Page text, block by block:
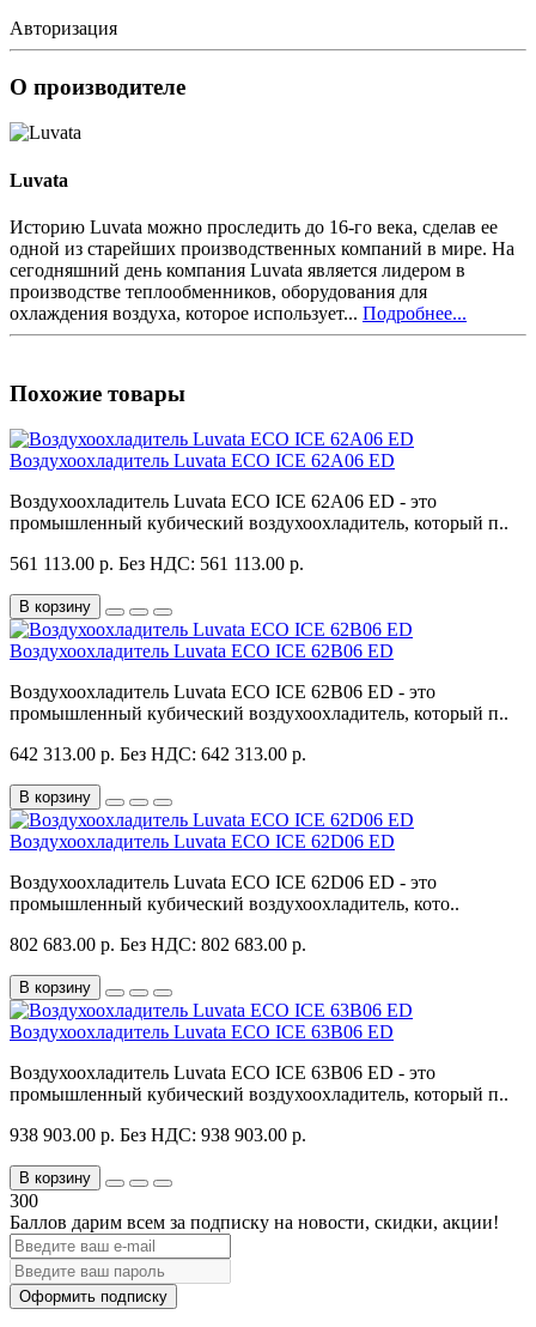
Авторизация
О производителе
Luvata
Историю Luvata можно проследить до 16-го века, сделав ее
одной из старейших производственных компаний в мире. На
сегодняшний день компания Luvata является лидером в
производстве теплообменников, оборудования для
охлаждения воздуха, которое использует... Подробнее...
Похожие товары
Воздухоохладитель Luvata ECO ICE 62A06 ED
Воздухоохладитель Luvata ECO ICE 62A06 ED - это
промышленный кубический воздухоохладитель, который п..
561 113.00 р. Без НДС: 561 113.00 р.
В корзину
Воздухоохладитель Luvata ECO ICE 62B06 ED
Воздухоохладитель Luvata ECO ICE 62B06 ED - это
промышленный кубический воздухоохладитель, который п..
642 313.00 р. Без НДС: 642 313.00 р.
В корзину
Воздухоохладитель Luvata ECO ICE 62D06 ED
Воздухоохладитель Luvata ECO ICE 62D06 ED - это
промышленный кубический воздухоохладитель, кото..
802 683.00 р. Без НДС: 802 683.00 р.
В корзину
Воздухоохладитель Luvata ECO ICE 63B06 ED
Воздухоохладитель Luvata ECO ICE 63B06 ED - это
промышленный кубический воздухоохладитель, который п..
938 903.00 р. Без НДС: 938 903.00 р.
В корзину
300
Баллов дарим всем за подписку на новости, скидки, акции!
Оформить подписку